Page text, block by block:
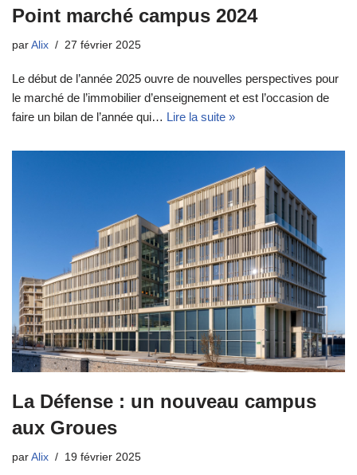
Point marché campus 2024
par Alix 27 février 2025
Le début de l’année 2025 ouvre de nouvelles perspectives pour
le marché de l’immobilier d’enseignement et est l’occasion de
faire un bilan de l’année qui… Lire la suite »
La Défense : un nouveau campus
aux Groues
par Alix 19 février 2025